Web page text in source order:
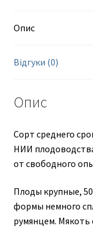
Опис
Відгуки (0)
Опис
Сорт среднего
НИИ
от свободного
Плоды крупные,
формы немного
румянцем. Мякоть